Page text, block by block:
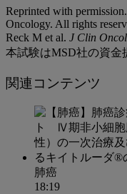
Reprinted with
Oncology. All rights
Reck M et al. J Clin Oncol
本試験はMSD社の資金
関連コンテンツ
肺癌
18:19